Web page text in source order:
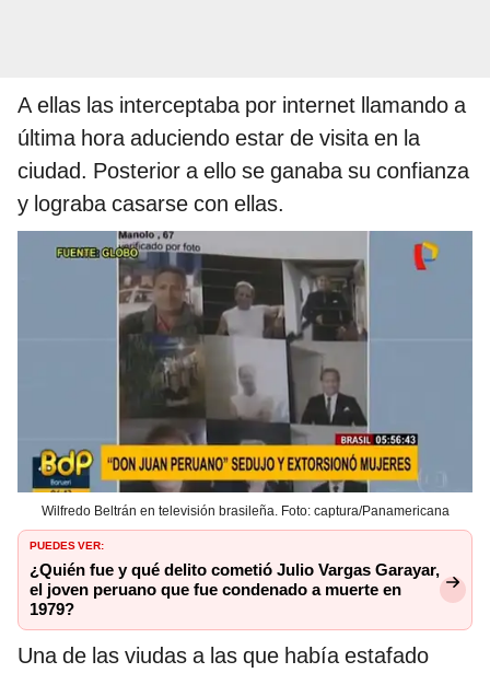
A ellas las interceptaba por internet llamando a
última hora aduciendo estar de visita en la
ciudad. Posterior a ello se ganaba su confianza
y lograba casarse con ellas.
Wilfredo Beltrán en televisión brasileña. Foto: captura/Panamericana
PUEDES VER:
¿Quién fue y qué delito cometió Julio Vargas Garayar,
el joven peruano que fue condenado a muerte en
1979?
Una de las viudas a las que había estafado